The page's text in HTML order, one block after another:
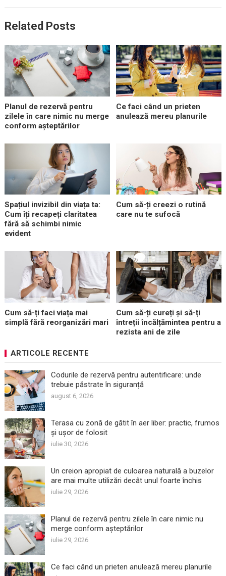
Related Posts
Planul de rezervă pentru
zilele în care nimic nu merge
conform așteptărilor
Ce faci când un prieten
anulează mereu planurile
Spațiul invizibil din viața ta:
Cum îți recapeți claritatea
fără să schimbi nimic
evident
Cum să-ți creezi o rutină
care nu te sufocă
Cum să-ți faci viața mai
simplă fără reorganizări mari
Cum să-ți cureți și să-ți
întreții încălțămintea pentru a
rezista ani de zile
ARTICOLE RECENTE
Codurile de rezervă pentru autentificare: unde
trebuie păstrate în siguranță
august 6, 2026
Terasa cu zonă de gătit în aer liber: practic, frumos
și ușor de folosit
iulie 30, 2026
Un creion apropiat de culoarea naturală a buzelor
are mai multe utilizări decât unul foarte închis
iulie 29, 2026
Planul de rezervă pentru zilele în care nimic nu
merge conform așteptărilor
iulie 29, 2026
Ce faci când un prieten anulează mereu planurile